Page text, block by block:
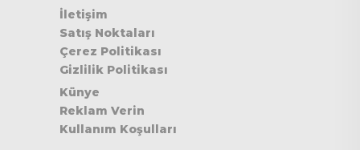
İletişim
Satış Noktaları
Çerez Politikası
Gizlilik Politikası
Künye
Reklam Verin
Kullanım Koşulları